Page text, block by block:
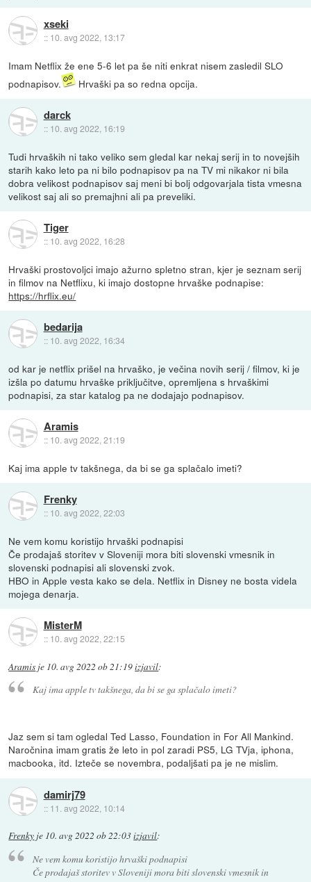
xseki
:: 10. avg 2022, 13:17
Imam Netflix že ene 5-6 let pa še niti enkrat nisem zasledil SLO
podnapisov.
Hrvaški pa so redna opcija.
darck
:: 10. avg 2022, 16:19
Tudi hrvaških ni tako veliko sem gledal kar nekaj serij in to novejših
starih kako leto pa ni bilo podnapisov pa na TV mi nikakor ni bila
dobra velikost podnapisov saj meni bi bolj odgovarjala tista vmesna
velikost saj ali so premajhni ali pa preveliki.
Tiger
:: 10. avg 2022, 16:28
Hrvaški prostovoljci imajo ažurno spletno stran, kjer je seznam serij
in filmov na Netflixu, ki imajo dostopne hrvaške podnapise:
https://hrflix.eu/
bedarija
:: 10. avg 2022, 16:34
od kar je netflix prišel na hrvaško, je večina novih serij / filmov, ki je
izšla po datumu hrvaške priključitve, opremljena s hrvaškimi
podnapisi, za star katalog pa ne dodajajo podnapisov.
Aramis
:: 10. avg 2022, 21:19
Kaj ima apple tv takšnega, da bi se ga splačalo imeti?
Frenky
:: 10. avg 2022, 22:03
Ne vem komu koristijo hrvaški podnapisi
Če prodajaš storitev v Sloveniji mora biti slovenski vmesnik in
slovenski podnapisi ali slovenski zvok.
HBO in Apple vesta kako se dela. Netflix in Disney ne bosta videla
mojega denarja.
MisterM
:: 10. avg 2022, 22:15
Aramis je 10. avg 2022 ob 21:19izjavil:
Kaj ima apple tv takšnega, da bi se ga splačalo imeti?
Jaz sem si tam ogledal Ted Lasso, Foundation in For All Mankind.
Naročnina imam gratis že leto in pol zaradi PS5, LG TVja, iphona,
macbooka, itd. Izteče se novembra, podaljšati pa je ne mislim.
damirj79
:: 11. avg 2022, 10:14
Frenky je 10. avg 2022 ob 22:03izjavil:
Ne vem komu koristijo hrvaški podnapisi
Če prodajaš storitev v Sloveniji mora biti slovenski vmesnik in